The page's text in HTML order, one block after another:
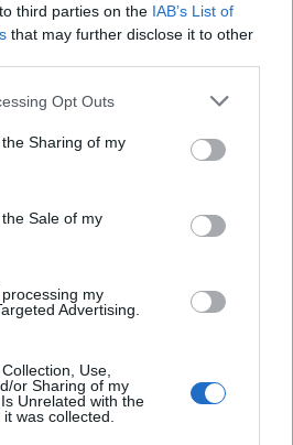
third parties on the IAB’s List of
that may further disclose it to other
Opt Outs
Sharing of my
Sale of my
my
Advertising.
Use,
or Sharing of my
Unrelated with the
was collected.